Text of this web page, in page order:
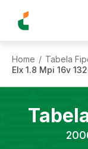
Home / Tabela
Elx 1.8 Mpi 16v